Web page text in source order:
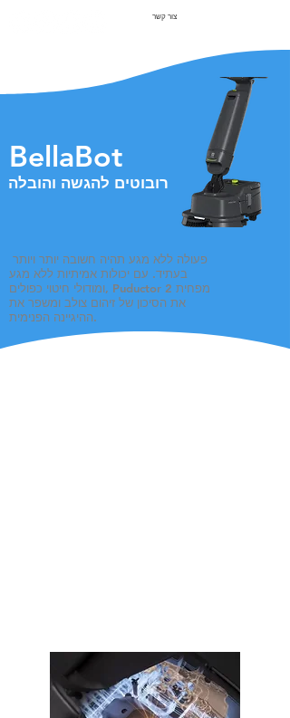
צור קשר
BellaBot
רובוטים להגשה והובלה
בעתיד. עם יכולות אמיתיות ללא מגע
ומודולי חיטוי כפולים, Puductor 2 מפחית
את הסיכון של זיהום צולב ומשפר את
ההיגיינה הפנימית.